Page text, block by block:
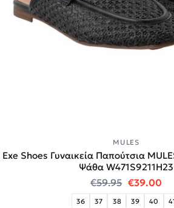
MULES
Exe Shoes Γυναικεία Παπούτσια
Ψάθα W471S9211H23
€59.95 Original
€39.00Η
36 37 38 39 40